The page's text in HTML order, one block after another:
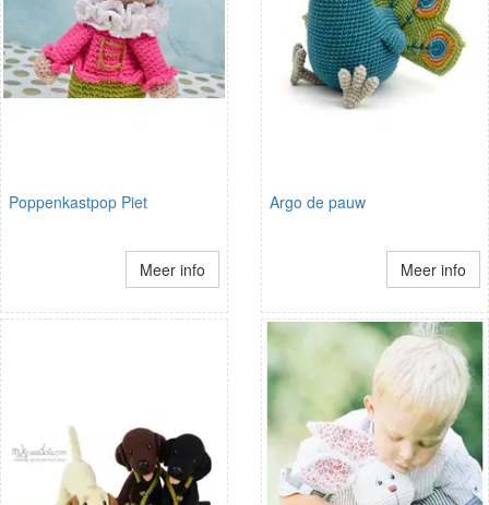
Poppenkastpop Piet
Meer info
Argo de pauw
Meer info